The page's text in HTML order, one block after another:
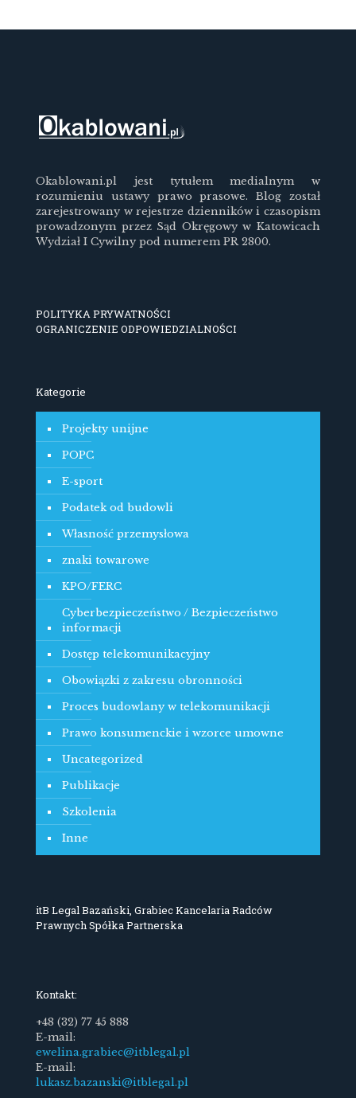
Okablowani.pl jest tytułem medialnym w
rozumieniu ustawy prawo prasowe. Blog został
zarejestrowany w rejestrze dzienników i czasopism
prowadzonym przez Sąd Okręgowy w Katowicach
Wydział I Cywilny pod numerem PR 2800.
POLITYKA PRYWATNOŚCI
OGRANICZENIE ODPOWIEDZIALNOŚCI
Kategorie
Projekty unijne
POPC
E-sport
Podatek od budowli
Własność przemysłowa
znaki towarowe
KPO/FERC
Cyberbezpieczeństwo / Bezpieczeństwo
informacji
Dostęp telekomunikacyjny
Obowiązki z zakresu obronności
Proces budowlany w telekomunikacji
Prawo konsumenckie i wzorce umowne
Uncategorized
Publikacje
Szkolenia
Inne
itB Legal Bazański, Grabiec Kancelaria Radców
Prawnych Spółka Partnerska
Kontakt:
+48 (32) 77 45 888
E-mail:
ewelina.grabiec@itblegal.pl
E-mail:
lukasz.bazanski@itblegal.pl